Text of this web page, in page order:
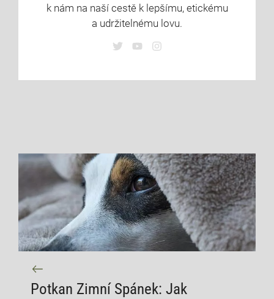
k nám na naší cestě k lepšímu, etickému
a udržitelnému lovu.
Potkan Zimní Spánek: Jak